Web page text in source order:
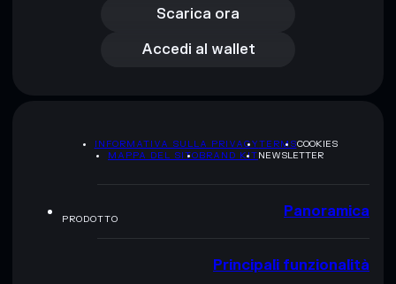
Scarica ora
Accedi al wallet
Accedi al wallet
INFORMATIVA SULLA PRIVACYTERMSCOOKIES
MAPPA DEL SITOBRAND KITNEWSLETTER
PRODOTTO Panoramica
Principali funzionalità